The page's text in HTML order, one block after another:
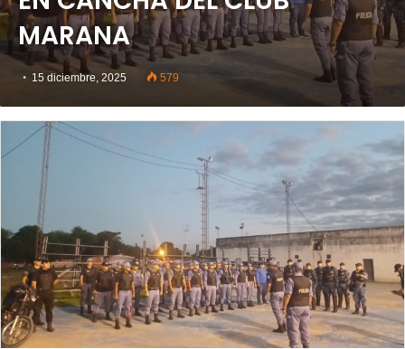
MARANA
15 diciembre, 2025 579